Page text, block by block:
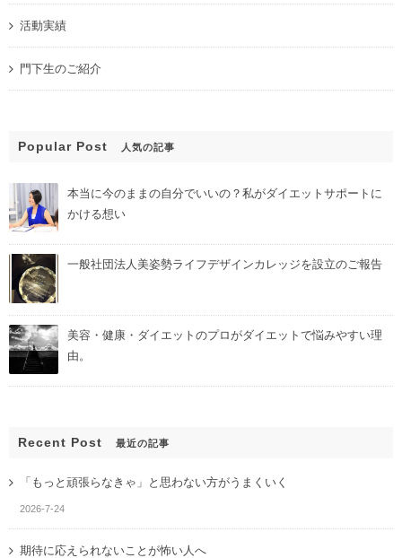
活動実績
門下生のご紹介
Popular Post 人気の記事
本当に今のままの自分でいいの？私がダイエットサポートに
かける想い
一般社団法人美姿勢ライフデザインカレッジを設立のご報告
美容・健康・ダイエットのプロがダイエットで悩みやすい理
由。
Recent Post 最近の記事
「もっと頑張らなきゃ」と思わない方がうまくいく
2026-7-24
期待に応えられないことが怖い人へ